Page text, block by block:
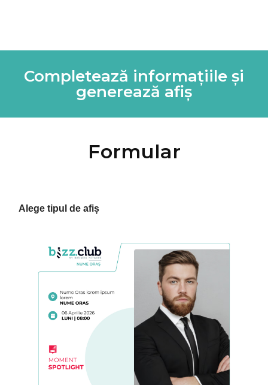
Completează informațiile și
generează afiș
Formular
Alege tipul de afiș